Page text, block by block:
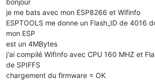
je me bats avec mon ESP8266 et Wifinfo
ESPTOOLS me donne un Flash_ID de 4016
mon ESP
est un 4MBytes
j'ai compilé WifInfo avec CPU 160 MHZ et
de SPIFFS
chargement du firmware = OK